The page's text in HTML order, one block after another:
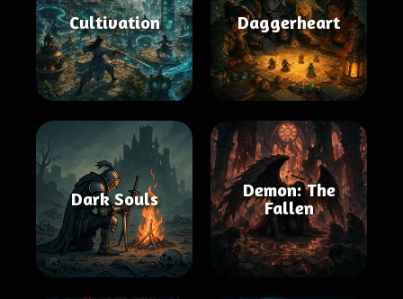
Cultivation Daggerheart
Dark Souls
Demon: The
Fallen